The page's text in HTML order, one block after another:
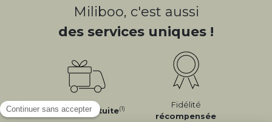
Miliboo, c'est aussi
des services uniques !
LivraisonGratuite(1)
Fidélité
récompensée